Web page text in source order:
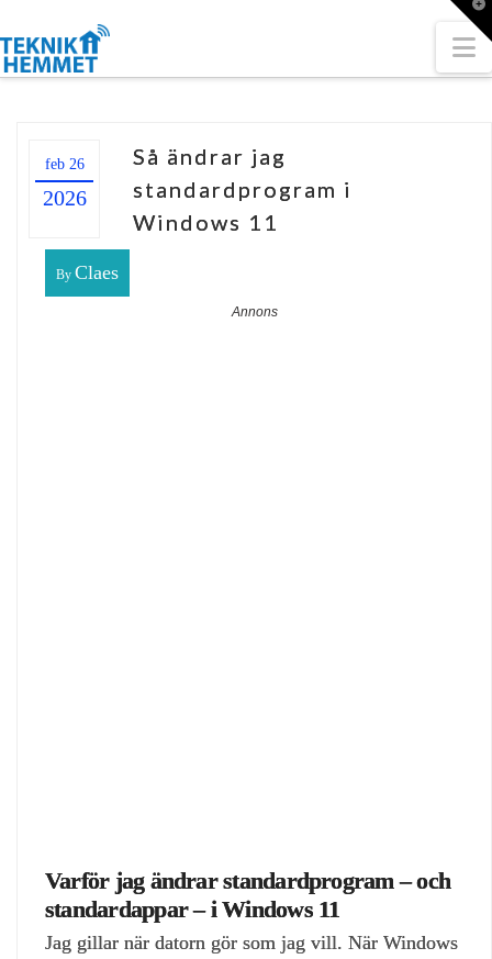
feb 26
2026
Så ändrar jag
standardprogram i
Windows 11
By Claes
Varför jag ändrar standardprogram – och
standardappar – i Windows 11
Jag gillar när datorn gör som jag vill. När Windows